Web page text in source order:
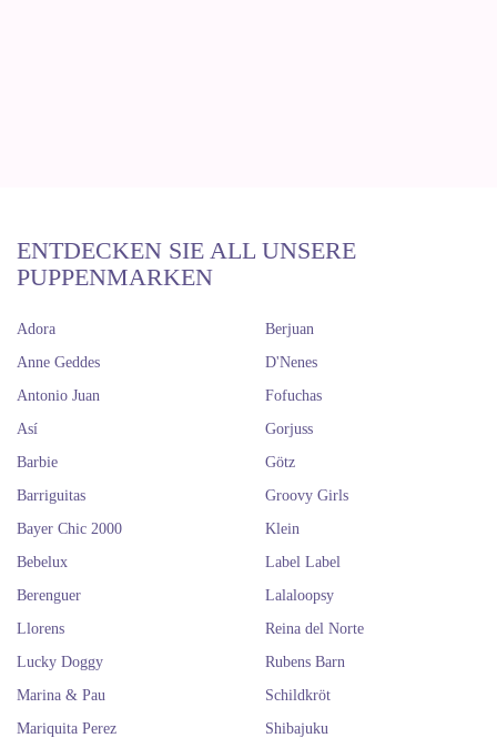
ENTDECKEN SIE ALL UNSERE
PUPPENMARKEN
Adora
Anne Geddes
Antonio Juan
Así
Barbie
Barriguitas
Bayer Chic 2000
Bebelux
Berenguer
Berjuan
D'Nenes
Fofuchas
Gorjuss
Götz
Groovy Girls
Klein
Label Label
Lalaloopsy
Llorens
Lucky Doggy
Marina & Pau
Mariquita Perez
Reina del Norte
Rubens Barn
Schildkröt
Shibajuku